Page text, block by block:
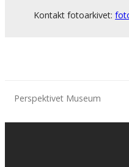
Kontakt fotoarkivet:
Perspektivet Museum